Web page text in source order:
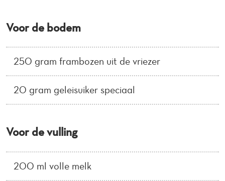
Voor de bodem
250 gram frambozen uit de vriezer
20 gram geleisuiker speciaal
Voor de vulling
200 ml volle melk